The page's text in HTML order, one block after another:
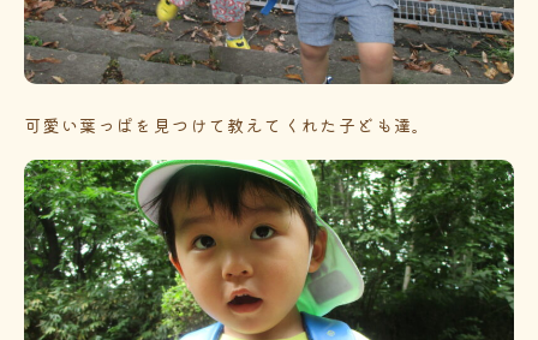
可愛い葉っぱを見つけて教えてくれた子ども達。